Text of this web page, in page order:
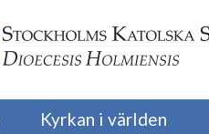
Kyrkan i världen